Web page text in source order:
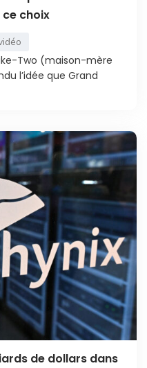
choix
Two (maison-mère
l’idée que Grand
de dollars dans